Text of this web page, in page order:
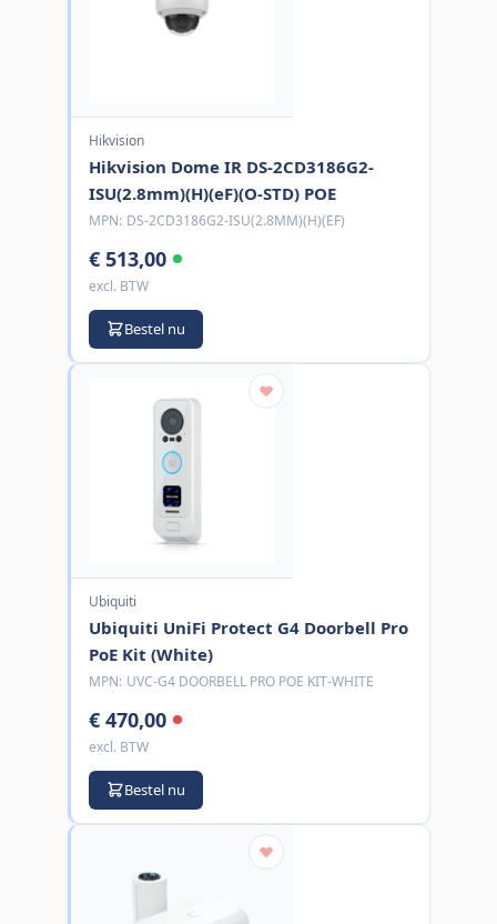
Hikvision
Hikvision Dome IR DS-2CD3186G2-
ISU(2.8mm)(H)(eF)(O-STD) POE
MPN: DS-2CD3186G2-ISU(2.8MM)(H)(EF)
€ 513,00
excl. BTW
Bestel nu
Ubiquiti
Ubiquiti UniFi Protect G4 Doorbell Pro
PoE Kit (White)
MPN: UVC-G4 DOORBELL PRO POE KIT-WHITE
€ 470,00
excl. BTW
Bestel nu